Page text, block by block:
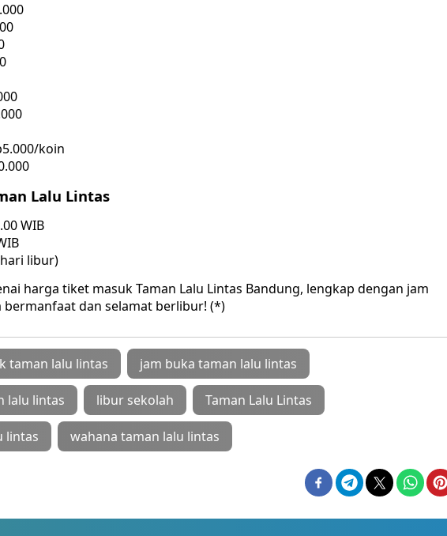
koin
Lalu Lintas
WIB
libur)
harga tiket masuk Taman Lalu Lintas Bandung, lengkap dengan jam
bermanfaat dan selamat berlibur! (*)
taman lalu lintas jam buka taman lalu lintas
lalu lintas libur sekolah Taman Lalu Lintas
lintas wahana taman lalu lintas